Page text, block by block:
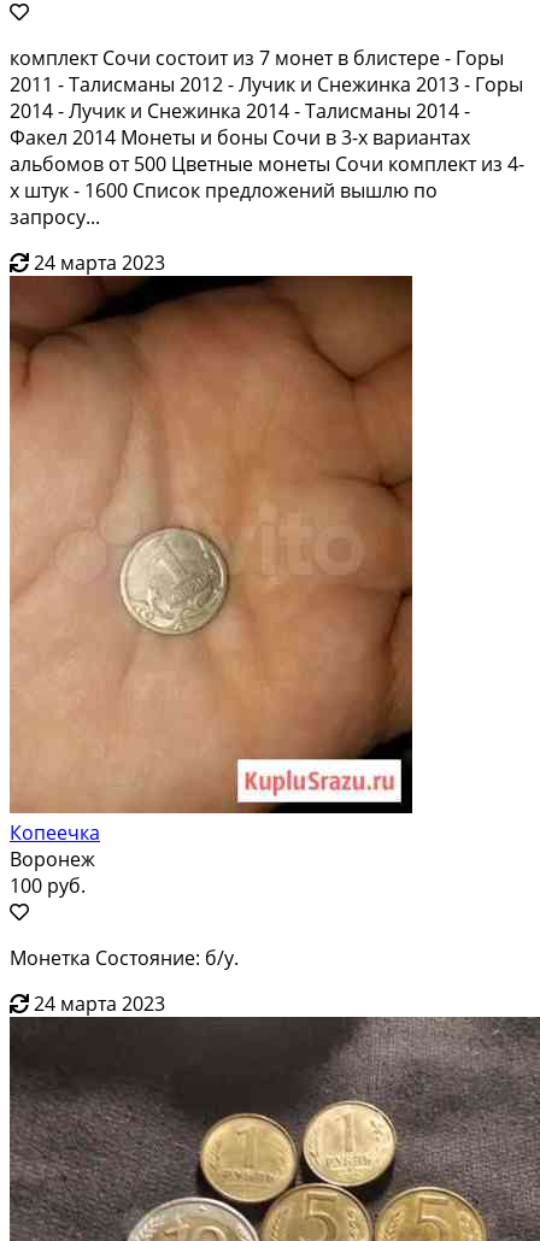
комплект Сочи состоит из 7 монет в блистере - Горы
2011 - Талисманы 2012 - Лучик и Снежинка 2013 - Горы
2014 - Лучик и Снежинка 2014 - Талисманы 2014 -
Факел 2014 Монеты и боны Сочи в 3-х вариантах
альбомов от 500 Цветные монеты Сочи комплект из 4-
х штук - 1600 Список предложений вышлю по
запросу...
24 марта 2023
Копеечка
Воронеж
100 руб.
Монетка Состояние: б/у.
24 марта 2023